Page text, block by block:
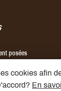
posées
cookies afin
En